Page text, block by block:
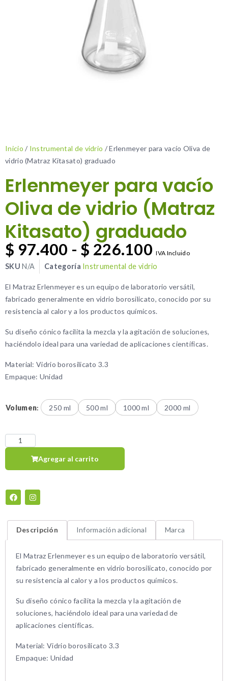
Inicio / Instrumental de vidrio / Erlenmeyer para vacío Oliva de
vidrio (Matraz Kitasato) graduado
Erlenmeyer para vacío
Oliva de vidrio (Matraz
Kitasato) graduado
$ 97.400 - $ 226.100 IVA Incluido
SKUN/A Categoría Instrumental de vidrio
El Matraz Erlenmeyer es un equipo de laboratorio versátil,
fabricado generalmente en vidrio borosilicato, conocido por su
resistencia al calor y a los productos químicos.
Su diseño cónico facilita la mezcla y la agitación de soluciones,
haciéndolo ideal para una variedad de aplicaciones científicas.
Material: Vidrio borosilicato 3.3
Empaque: Unidad
Volumen: 250 ml 500 ml 1000 ml 2000 ml
Agregar al carrito
Descripción Información adicional Marca
El Matraz Erlenmeyer es un equipo de laboratorio versátil,
fabricado generalmente en vidrio borosilicato, conocido por
su resistencia al calor y a los productos químicos.
Su diseño cónico facilita la mezcla y la agitación de
soluciones, haciéndolo ideal para una variedad de
aplicaciones científicas.
Material: Vidrio borosilicato 3.3
Empaque: Unidad